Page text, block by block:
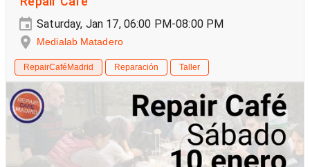
Saturday, Jan 17, 06:00 PM-08:00 PM
Medialab Matadero
RepairCaféMadrid Reparación Taller